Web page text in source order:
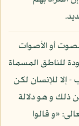
أو الأصوات
للناطق المسماة
- إلا للإنسان لكن
ذلك و هو دلالة
«و قالوا